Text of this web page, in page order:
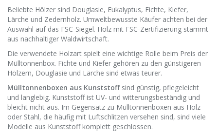
Beliebte Hölzer sind Douglasie, Eukalyptus, Fichte, Kiefer,
Lärche und Zedernholz. Umweltbewusste Käufer achten bei der
Auswahl auf das FSC-Siegel. Holz mit FSC-Zertifizierung stammt
aus nachhaltiger Waldwirtschaft.
Die verwendete Holzart spielt eine wichtige Rolle beim Preis der
Mülltonnenbox. Fichte und Kiefer gehören zu den günstigeren
Hölzern, Douglasie und Lärche sind etwas teurer.
Mülltonnenboxen aus Kunststoffsind günstig, pflegeleicht
und langlebig. Kunststoff ist UV- und witterungsbeständig und
bleicht nicht aus. Im Gegensatz zu Mülltonnenboxen aus Holz
oder Stahl, die häufig mit Luftschlitzen versehen sind, sind viele
Modelle aus Kunststoff komplett geschlossen.